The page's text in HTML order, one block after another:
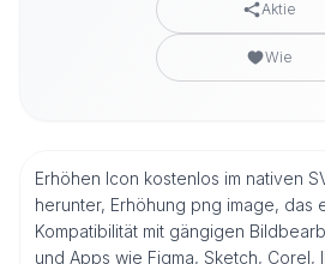
Aktie
Wie
Erhöhen Icon kostenlos im nativen
herunter, Erhöhung png image, das
Kompatibilität mit gängigen
und Apps wie Figma, Sketch, Corel,